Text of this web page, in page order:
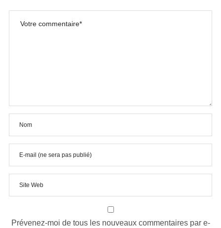
Prévenez-moi de tous les nouveaux commentaires par e-